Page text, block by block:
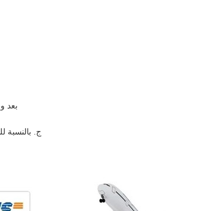
بعد وصول
ج. بالنسبة